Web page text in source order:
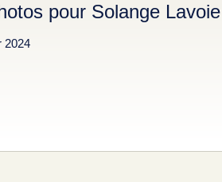
pour Solange Lavoie
2024